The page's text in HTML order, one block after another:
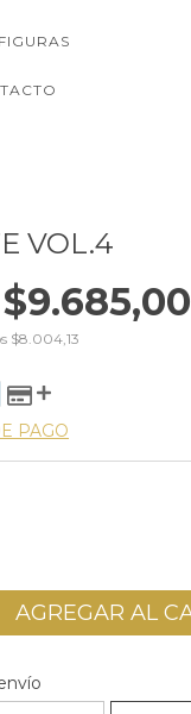
FIGURAS
VOL.4
$9.685,00
$8.004,13
PAGO
CP: